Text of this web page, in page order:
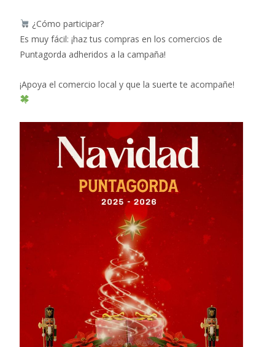
¿Cómo participar?
Es muy fácil: ¡haz tus compras en los comercios de
Puntagorda adheridos a la campaña!
¡Apoya el comercio local y que la suerte te acompañe!